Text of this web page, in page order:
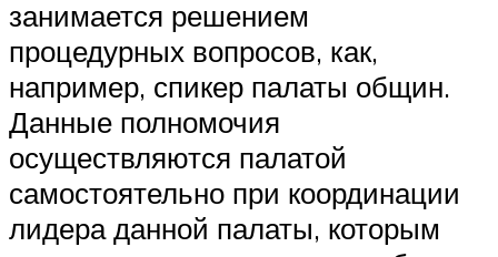
занимается решением
процедурных вопросов, как,
например, спикер палаты общин.
Данные полномочия
осуществляются палатой
самостоятельно при координации
лидера данной палаты, которым